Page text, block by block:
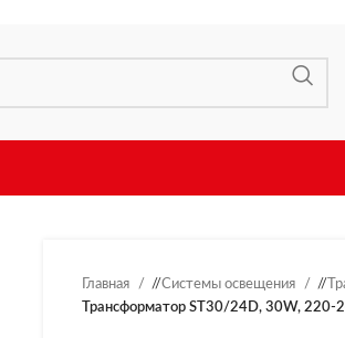
Главная / Системы освещения /
Трансформатор ST30/24D, 30W, 220-